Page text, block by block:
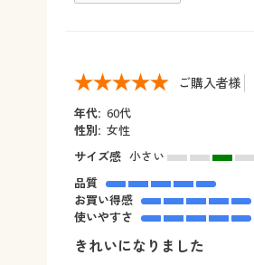
ご購入者様
年代: 60代
性別: 女性
サイズ感 小さい
品質
お買い得感
使いやすさ
きれいになりました